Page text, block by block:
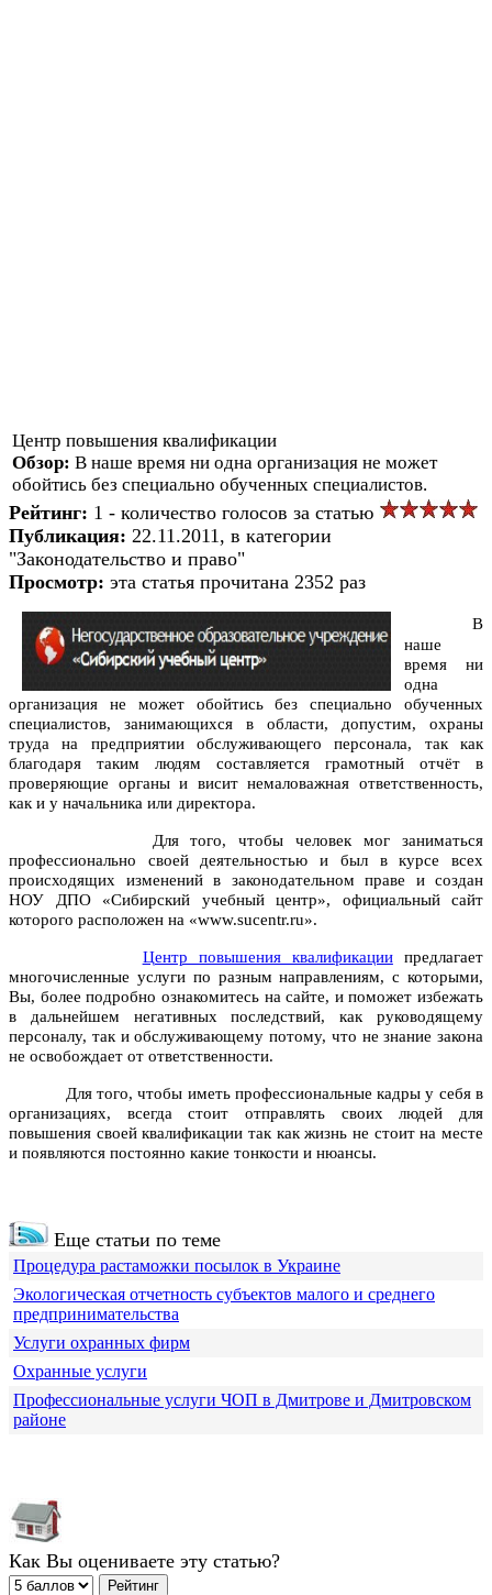
Центр повышения квалификации
Обзор: В наше время ни одна организация не может
обойтись без специально обученных специалистов.
Рейтинг: 1 - количество голосов за статью
Публикация: 22.11.2011, в категории
"Законодательство и право"
Просмотр: эта статья прочитана 2352 раз
В
наше
время ни
одна
организация не может обойтись без специально обученных
специалистов, занимающихся в области, допустим, охраны
труда на предприятии обслуживающего персонала, так как
благодаря таким людям составляется грамотный отчёт в
проверяющие органы и висит немаловажная ответственность,
как и у начальника или директора.
Для того, чтобы человек мог заниматься
профессионально своей деятельностью и был в курсе всех
происходящих изменений в законодательном праве и создан
НОУ ДПО «Сибирский учебный центр», официальный сайт
которого расположен на «www.sucentr.ru».
Центр повышения квалификациипредлагает
многочисленные услуги по разным направлениям, с которыми,
Вы, более подробно ознакомитесь на сайте, и поможет избежать
в дальнейшем негативных последствий, как руководящему
персоналу, так и обслуживающему потому, что не знание закона
не освобождает от ответственности.
Для того, чтобы иметь профессиональные кадры у себя в
организациях, всегда стоит отправлять своих людей для
повышения своей квалификации так как жизнь не стоит на месте
и появляются постоянно какие тонкости и нюансы.
Еще статьи по теме
Процедура растаможки посылок в Украине
Экологическая отчетность субъектов малого и среднего
предпринимательства
Услуги охранных фирм
Охранные услуги
Профессиональные услуги ЧОП в Дмитрове и Дмитровском
районе
Как Вы оцениваете эту статью?